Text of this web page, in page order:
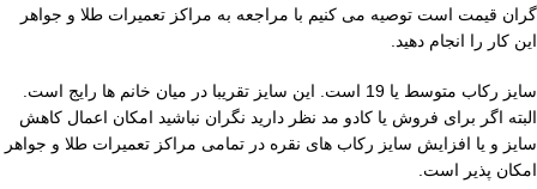
گران قیمت است توصیه می کنیم با مراجعه به مراکز تعمیرات طلا و جواهر
این کار را انجام دهید.
سایز رکاب متوسط یا 19 است. این سایز تقریبا در میان خانم ها رایج است.
البته اگر برای فروش یا کادو مد نظر دارید نگران نباشید امکان اعمال کاهش
سایز و یا افزایش سایز رکاب های نقره در تمامی مراکز تعمیرات طلا و جواهر
امکان پذیر است.